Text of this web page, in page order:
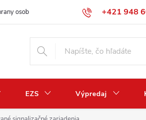
+421 948
osobných údajov Odstúpenie od zmluvy
EZS Výpredaj